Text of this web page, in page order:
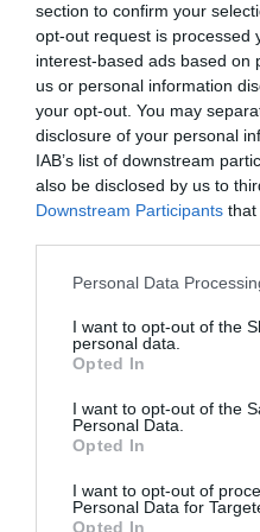
section to confirm your
opt-out request is processed
interest-based ads based on
us or personal information
your opt-out. You may
disclosure of your personal
IAB’s list of downstream
also be disclosed by us to
Downstream Participants that
Personal Data
I want to opt-out of the
personal data.
Opted In
I want to opt-out of the
Personal Data.
Opted In
I want to opt-out of
Personal Data for
Opted In
όπως ανέφερε και το
41χρονο ούτε για την
καταγεγραμμένο
ψυχιατρικό ή ποινικό
Με αφορμή, όμως,
δημοσιότητας χθες, το
εξέδωσε ανακοίνωση,
αναφέρει: «Προς
προηγούμενων
σε βάρος του θύματος δεν
στοιχεία που τηρούνται
υπηρεσίες.
Ειδικότερα, κατά το
δεν υπήρξε καταγγελία